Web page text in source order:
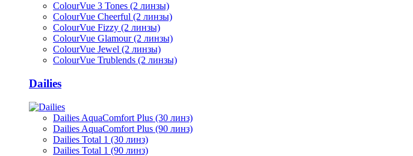
ColourVue 3 Tones (2 линзы)
ColourVue Cheerful (2 линзы)
ColourVue Fizzy (2 линзы)
ColourVue Glamour (2 линзы)
ColourVue Jewel (2 линзы)
ColourVue Trublends (2 линзы)
Dailies
Dailies AquaComfort Plus (30 линз)
Dailies AquaComfort Plus (90 линз)
Dailies Total 1 (30 линз)
Dailies Total 1 (90 линз)